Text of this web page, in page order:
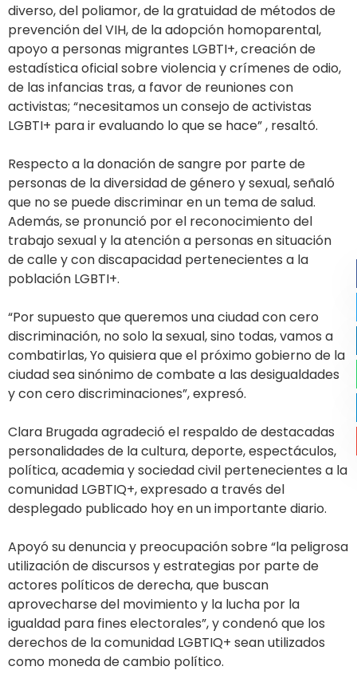
diverso, del poliamor, de la gratuidad de métodos de
prevención del VIH, de la adopción homoparental,
apoyo a personas migrantes LGBTI+, creación de
estadística oficial sobre violencia y crímenes de odio,
de las infancias tras, a favor de reuniones con
activistas; “necesitamos un consejo de activistas
LGBTI+ para ir evaluando lo que se hace” , resaltó.
Respecto a la donación de sangre por parte de
personas de la diversidad de género y sexual, señaló
que no se puede discriminar en un tema de salud.
Además, se pronunció por el reconocimiento del
trabajo sexual y la atención a personas en situación
de calle y con discapacidad pertenecientes a la
población LGBTI+.
“Por supuesto que queremos una ciudad con cero
discriminación, no solo la sexual, sino todas, vamos a
combatirlas, Yo quisiera que el próximo gobierno de la
ciudad sea sinónimo de combate a las desigualdades
y con cero discriminaciones”, expresó.
Clara Brugada agradeció el respaldo de destacadas
personalidades de la cultura, deporte, espectáculos,
política, academia y sociedad civil pertenecientes a la
comunidad LGBTIQ+, expresado a través del
desplegado publicado hoy en un importante diario.
Apoyó su denuncia y preocupación sobre “la peligrosa
utilización de discursos y estrategias por parte de
actores políticos de derecha, que buscan
aprovecharse del movimiento y la lucha por la
igualdad para fines electorales”, y condenó que los
derechos de la comunidad LGBTIQ+ sean utilizados
como moneda de cambio político.